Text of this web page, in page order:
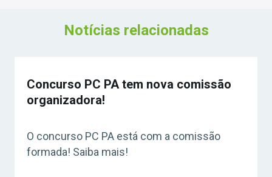
Notícias relacionadas
Concurso PC PA tem nova comissão
organizadora!
O concurso PC PA está com a comissão
formada! Saiba mais!